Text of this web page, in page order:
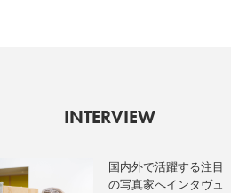
INTERVIEW
国内外で活躍する注目
の写真家へインタヴュ